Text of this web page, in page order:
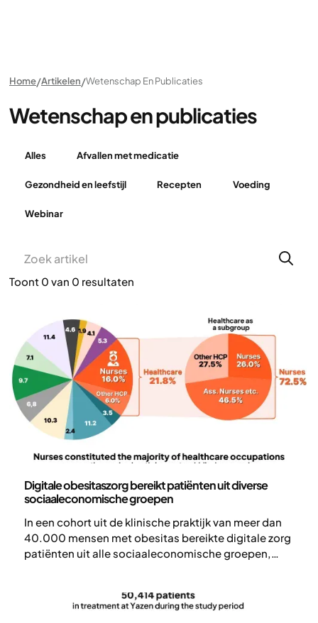
Home Artikelen Wetenschap En Publicaties
Wetenschap en publicaties
Alles Afvallen met medicatie
Gezondheid en leefstijl Recepten Voeding
Webinar
Toont 0 van 0 resultaten
Digitale obesitaszorg bereikt patiënten uit diverse
sociaaleconomische groepen
‍In een cohort uit de klinische praktijk van meer dan
40.000 mensen met obesitas bereikte digitale zorg
patiënten uit alle sociaaleconomische groepen,
voor het stoppen van de behandeling, waarbij
economische barrières de toegang tot langdurige